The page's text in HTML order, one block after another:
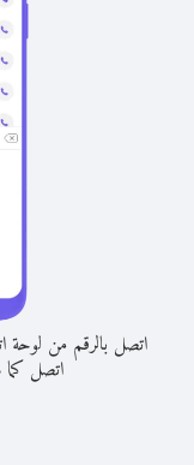
اتصل بالرقم من لوحة
اتصل